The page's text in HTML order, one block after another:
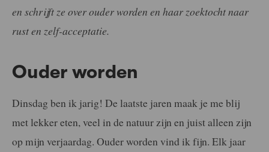
en schrijft ze over ouder worden en haar zoektocht naar
rust en zelf-acceptatie.
Ouder worden
Dinsdag ben ik jarig! De laatste jaren maak je me blij
met lekker eten, veel in de natuur zijn en juist alleen zijn
op mijn verjaardag. Ouder worden vind ik fijn. Elk jaar